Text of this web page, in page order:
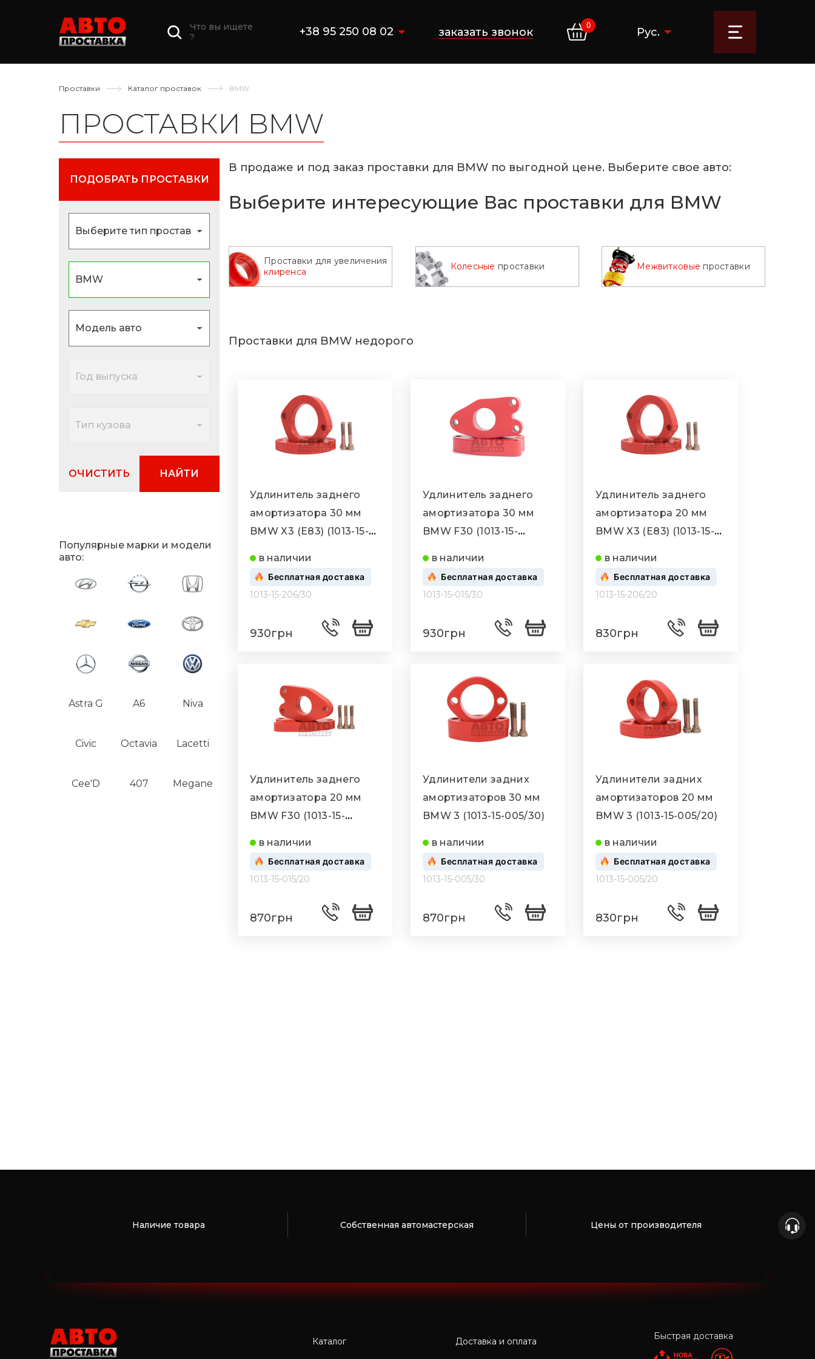
Что вы ищете
?
+38 95 250 08 02 заказать звонок 0 Рус.
Проставки Каталог проставок BMW
ПРОСТАВКИ BMW
ПОДОБРАТЬ ПРОСТАВКИ
ОЧИСТИТЬ НАЙТИ
Популярные марки и модели
авто:
Astra G A6 Niva
Civic Octavia Lacetti
Cee'D 407 Megane
В продаже и под заказ проставки для BMW по выгодной цене. Выберите свое авто:
Выберите интересующие Вас проставки для BMW
Проставки для увеличения
клиренса
Колесные проставки Межвитковые проставки
Проставки для BMW недорого
Удлинитель заднего
амортизатора 30 мм
BMW X3 (E83) (1013-15-
в наличии
Бесплатная доставка
1013-15-206/30
930грн
Удлинитель заднего
амортизатора 30 мм
BMW F30 (1013-15-
в наличии
Бесплатная доставка
1013-15-015/30
930грн
Удлинитель заднего
амортизатора 20 мм
BMW X3 (E83) (1013-15-
в наличии
Бесплатная доставка
1013-15-206/20
830грн
Удлинитель заднего
амортизатора 20 мм
BMW F30 (1013-15-
в наличии
Бесплатная доставка
1013-15-015/20
870грн
Удлинители задних
амортизаторов 30 мм
BMW 3 (1013-15-005/30)
в наличии
Бесплатная доставка
1013-15-005/30
870грн
Удлинители задних
амортизаторов 20 мм
BMW 3 (1013-15-005/20)
в наличии
Бесплатная доставка
1013-15-005/20
830грн
Наличие товара Собственная автомастерская Цены от производителя
Каталог Доставка и оплата Быстрая доставка